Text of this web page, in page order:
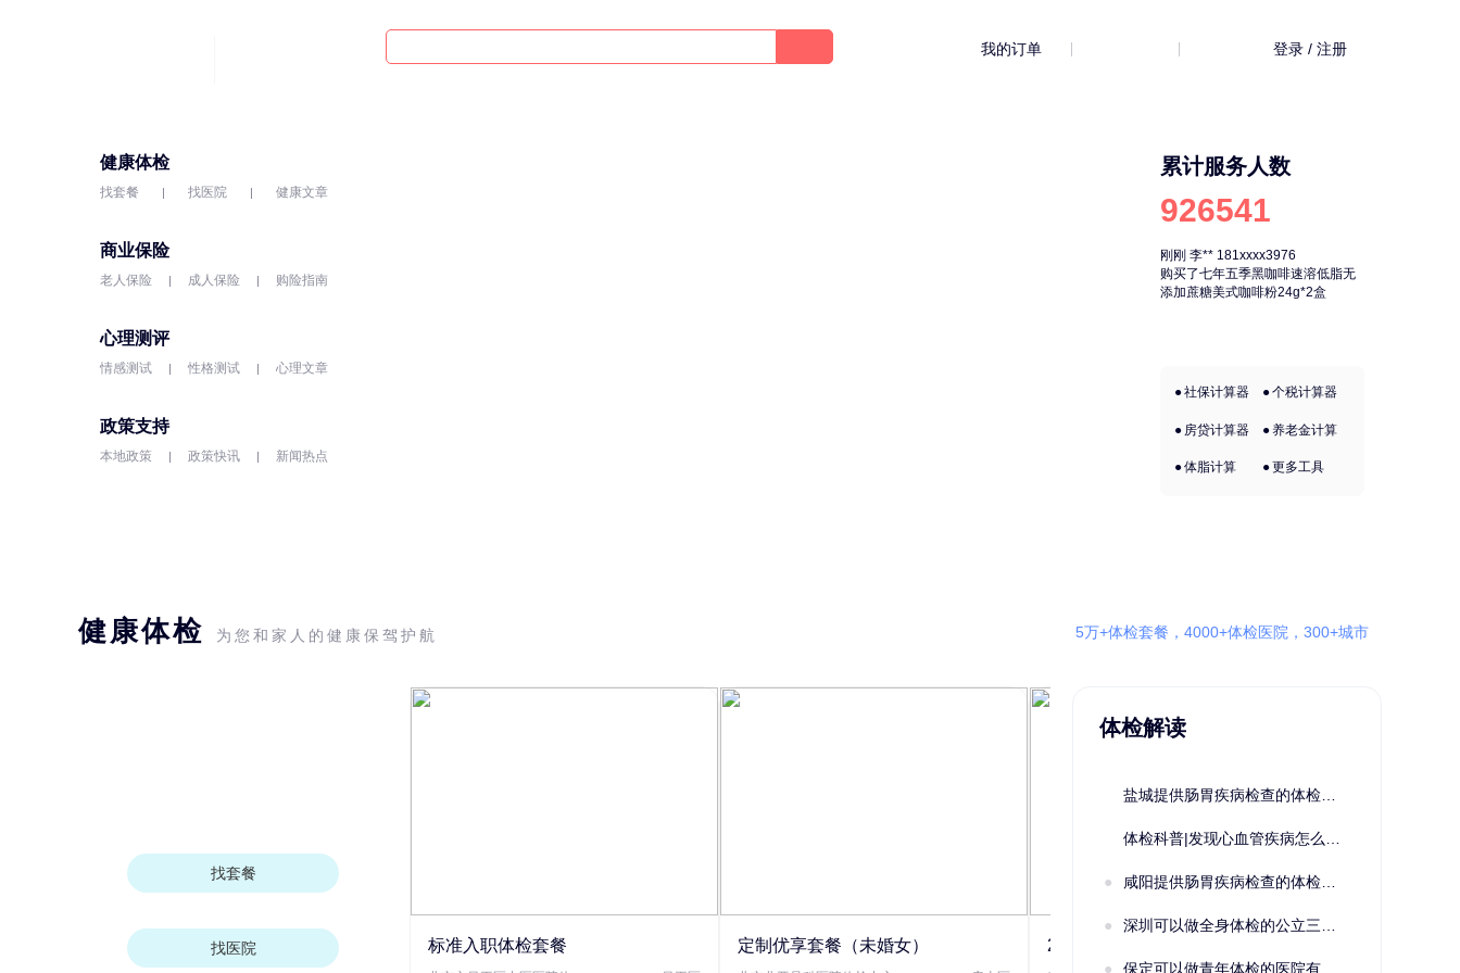
我的订单 登录 / 注册
健康体检
找套餐 找医院 健康文章
商业保险
老人保险 成人保险 购险指南
心理测评
情感测试 性格测试 心理文章
政策支持
本地政策 政策快讯 新闻热点
累计服务人数
926541
刚刚 李** 181xxxx3976
购买了七年五季黑咖啡速溶低脂无
添加蔗糖美式咖啡粉24g*2盒
社保计算器 个税计算器
房贷计算器 养老金计算
体脂计算 更多工具
健康体检 为您和家人的健康保驾护航 5万+体检套餐，4000+体检医院，300+城市
找套餐
找医院 标准入职体检套餐 定制优享套餐（未婚女） 2022定制C套餐 女未婚
体检解读
盐城提供肠胃疾病检查的体检套餐有哪些？体检机构有哪些选择？如何预约？
体检科普|发现心血管疾病怎么办？
咸阳提供肠胃疾病检查的体检套餐有哪些？体检机构有哪些选择？如何预约？
深圳可以做全身体检的公立三甲医院及体检套餐汇总
保定可以做青年体检的医院有哪些？有哪些套餐可以选择？